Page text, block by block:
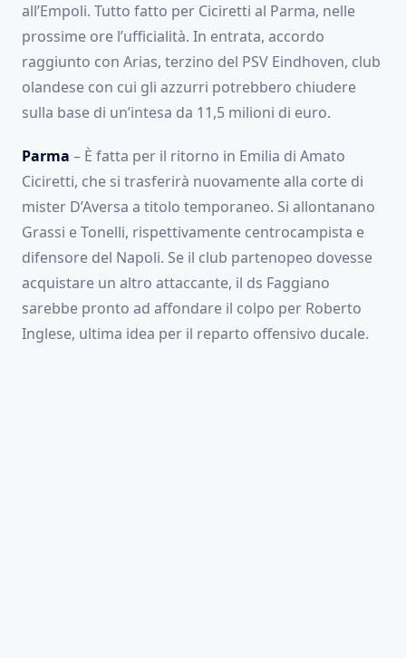
all’Empoli. Tutto fatto per Ciciretti al Parma, nelle
prossime ore l’ufficialità. In entrata, accordo
raggiunto con Arias, terzino del PSV Eindhoven, club
olandese con cui gli azzurri potrebbero chiudere
sulla base di un’intesa da 11,5 milioni di euro.
Parma – È fatta per il ritorno in Emilia di Amato
Ciciretti, che si trasferirà nuovamente alla corte di
mister D’Aversa a titolo temporaneo. Si allontanano
Grassi e Tonelli, rispettivamente centrocampista e
difensore del Napoli. Se il club partenopeo dovesse
acquistare un altro attaccante, il ds Faggiano
sarebbe pronto ad affondare il colpo per Roberto
Inglese, ultima idea per il reparto offensivo ducale.